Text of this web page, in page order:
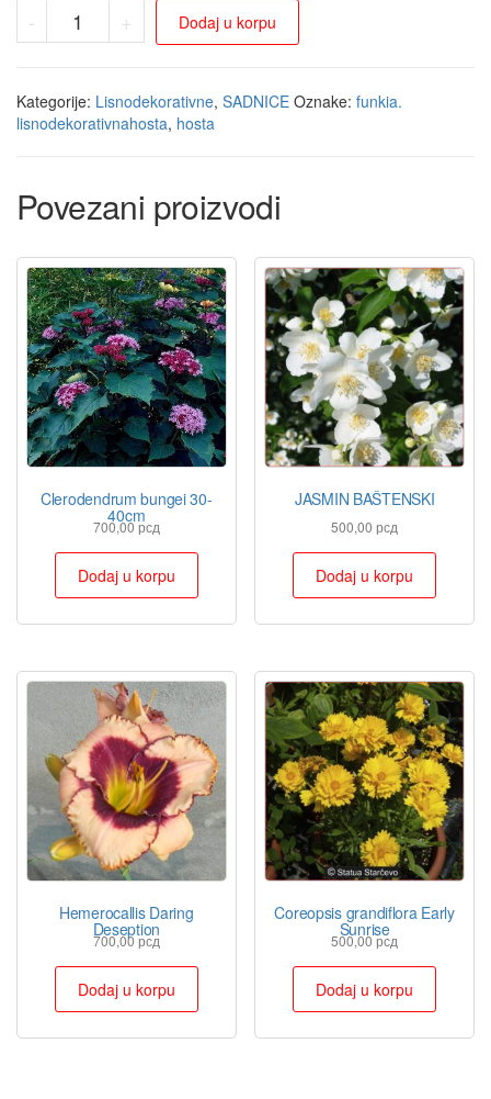
- + Dodaj u korpu
Kategorije: Lisnodekorativne, SADNICE Oznake: funkia.
lisnodekorativnahosta, hosta
Povezani proizvodi
Clerodendrum bungei 30-
40cm
700,00рсд
Dodaj u korpu
JASMIN BAŠTENSKI
500,00рсд
Dodaj u korpu
Hemerocallis Daring
Deseption
700,00рсд
Dodaj u korpu
Coreopsis grandiflora Early
Sunrise
500,00рсд
Dodaj u korpu